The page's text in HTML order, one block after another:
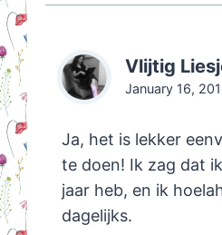
Vlijtig
January 16,
Ja, het is lekker
te doen! Ik zag dat
jaar heb, en ik
dagelijks.